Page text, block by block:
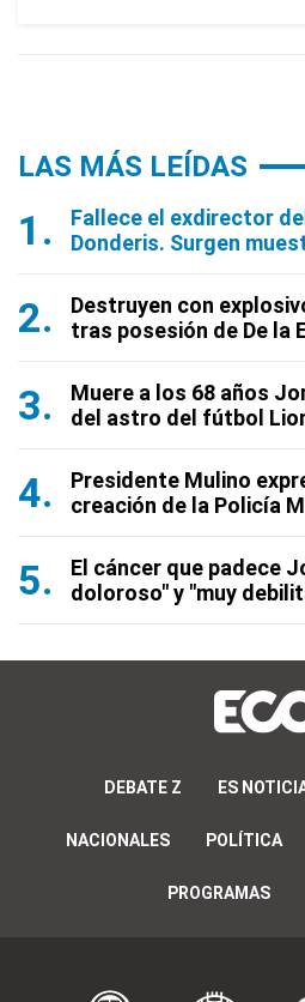
LAS MÁS LEÍDAS
Fallece el exdirector
Donderis. Surgen
Destruyen con
tras posesión de De la
Muere a los 68 años
del astro del fútbol
Presidente Mulino
creación de la Policía
El cáncer que padece
doloroso" y "muy
DEBATE Z ES
NACIONALES POLÍTICA
PROGRAMAS